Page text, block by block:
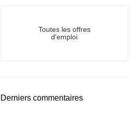
Toutes les offres
d'emploi
Derniers commentaires